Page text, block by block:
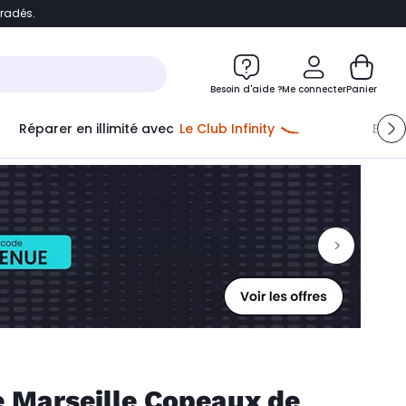
Besoin d'aide ?Me connecterPanier
Réparer en illimité avec Le Club Infinity